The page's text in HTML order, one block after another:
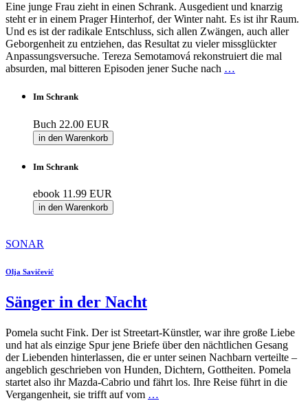
Eine junge Frau zieht in einen Schrank. Ausgedient und knarzig
steht er in einem Prager Hinterhof, der Winter naht. Es ist ihr Raum.
Und es ist der radikale Entschluss, sich allen Zwängen, auch aller
Geborgenheit zu entziehen, das Resultat zu vieler missglückter
Anpassungsversuche. Tereza Semotamová rekonstruiert die mal
absurden, mal bitteren Episoden jener Suche nach …
Im Schrank
Buch 22.00 EUR
in den Warenkorb
Im Schrank
ebook 11.99 EUR
in den Warenkorb
SONAR
Olja Savičević
Sänger in der Nacht
Pomela sucht Fink. Der ist Streetart-Künstler, war ihre große Liebe
und hat als einzige Spur jene Briefe über den nächtlichen Gesang
der Liebenden hinterlassen, die er unter seinen Nachbarn verteilte –
angeblich geschrieben von Hunden, Dichtern, Gottheiten. Pomela
startet also ihr Mazda-Cabrio und fährt los. Ihre Reise führt in die
Vergangenheit, sie trifft auf vom …